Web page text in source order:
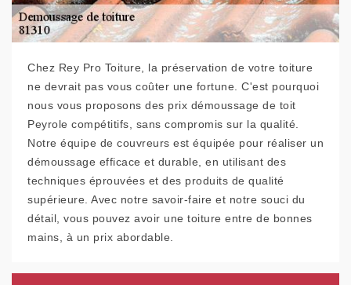
Chez Rey Pro Toiture, la préservation de votre toiture
ne devrait pas vous coûter une fortune. C'est pourquoi
nous vous proposons des prix démoussage de toit
Peyrole compétitifs, sans compromis sur la qualité.
Notre équipe de couvreurs est équipée pour réaliser un
démoussage efficace et durable, en utilisant des
techniques éprouvées et des produits de qualité
supérieure. Avec notre savoir-faire et notre souci du
détail, vous pouvez avoir une toiture entre de bonnes
mains, à un prix abordable.